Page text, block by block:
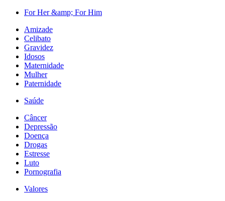
For Her &amp; For Him
Amizade
Celibato
Gravidez
Idosos
Maternidade
Mulher
Paternidade
Saúde
Câncer
Depressão
Doença
Drogas
Estresse
Luto
Pornografia
Valores